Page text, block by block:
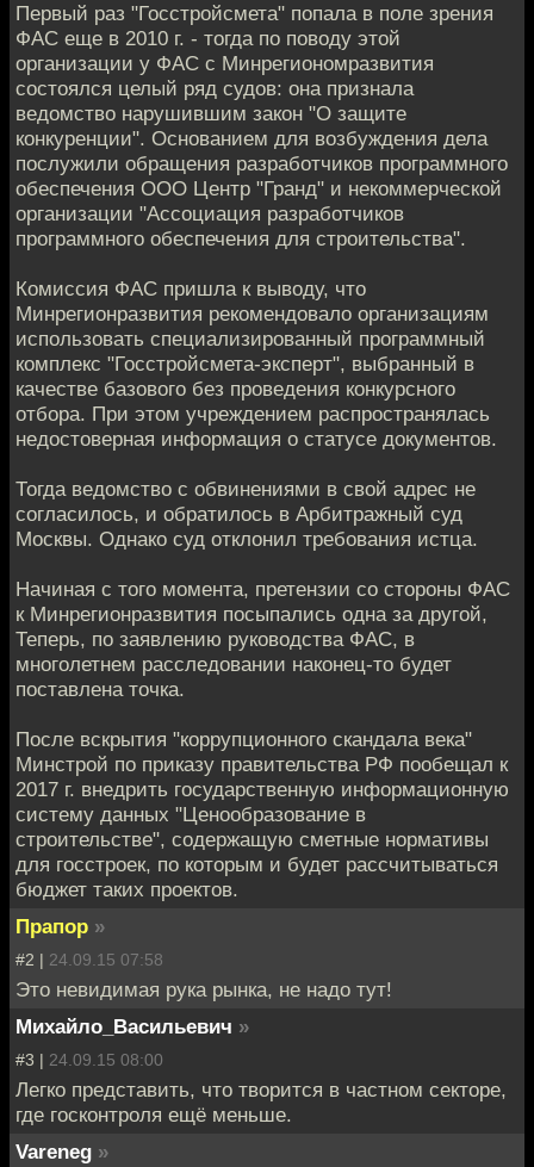
Первый раз "Госстройсмета" попала в поле зрения
ФАС еще в 2010 г. - тогда по поводу этой
организации у ФАС с Минрегиономразвития
состоялся целый ряд судов: она признала
ведомство нарушившим закон "О защите
конкуренции". Основанием для возбуждения дела
послужили обращения разработчиков программного
обеспечения ООО Центр "Гранд" и некоммерческой
организации "Ассоциация разработчиков
программного обеспечения для строительства".
Комиссия ФАС пришла к выводу, что
Минрегионразвития рекомендовало организациям
использовать специализированный программный
комплекс "Госстройсмета-эксперт", выбранный в
качестве базового без проведения конкурсного
отбора. При этом учреждением распространялась
недостоверная информация о статусе документов.
Тогда ведомство с обвинениями в свой адрес не
согласилось, и обратилось в Арбитражный суд
Москвы. Однако суд отклонил требования истца.
Начиная с того момента, претензии со стороны ФАС
к Минрегионразвития посыпались одна за другой,
Теперь, по заявлению руководства ФАС, в
многолетнем расследовании наконец-то будет
поставлена точка.
После вскрытия "коррупционного скандала века"
Минстрой по приказу правительства РФ пообещал к
2017 г. внедрить государственную информационную
систему данных "Ценообразование в
строительстве", содержащую сметные нормативы
для госстроек, по которым и будет рассчитываться
бюджет таких проектов.
Прапор »
#2 | 24.09.15 07:58
Это невидимая рука рынка, не надо тут!
Михайло_Васильевич »
#3 | 24.09.15 08:00
Легко представить, что творится в частном секторе,
где госконтроля ещё меньше.
Vareneg »